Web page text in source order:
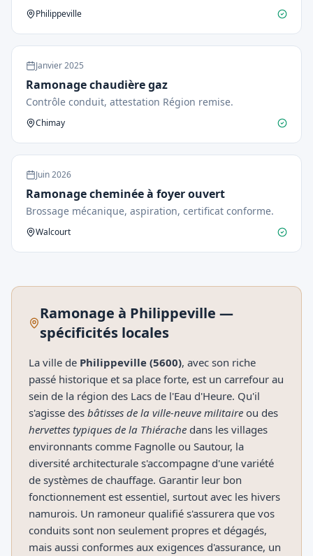
Philippeville
Janvier2025
Ramonage chaudière gaz
Contrôle conduit, attestation Région remise.
Chimay
Juin2026
Ramonage cheminée à foyer ouvert
Brossage mécanique, aspiration, certificat conforme.
Walcourt
Ramonage à Philippeville —
spécificités locales
La ville de Philippeville (5600), avec son riche
passé historique et sa place forte, est un carrefour au
sein de la région des Lacs de l'Eau d'Heure. Qu'il
s'agisse des bâtisses de la ville-neuve militaire ou des
hervettes typiques de la Thiérache dans les villages
environnants comme Fagnolle ou Sautour, la
diversité architecturale s'accompagne d'une variété
de systèmes de chauffage. Garantir leur bon
fonctionnement est essentiel, surtout avec les hivers
namurois. Un ramoneur qualifié s'assurera que vos
conduits sont non seulement propres et dégagés,
mais aussi conformes aux exigences d'assurance, un